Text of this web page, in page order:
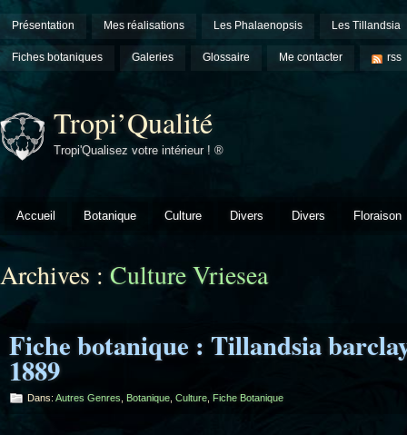
Présentation Mes réalisations Les Phalaenopsis Les Tillandsia
Fiches botaniques Galeries Glossaire Me contacter rss
Tropi’Qualité
Tropi'Qualisez votre intérieur ! ®
Accueil Botanique Culture Divers Divers Floraison
Archives : Culture Vriesea
Fiche botanique : Tillandsia
1889
Dans: Autres Genres Botanique Culture Fiche Botanique